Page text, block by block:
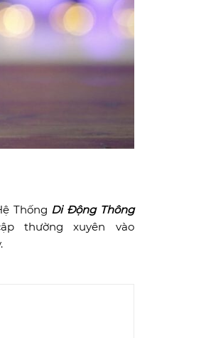
Thống Di Động Thông
thường xuyên vào